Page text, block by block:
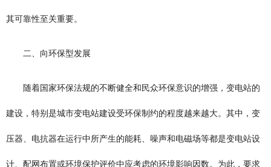
其可靠性至关重要。
二、向环保型发展
随着国家环保法规的不断健全和民众环保意识的增强，变电站的
建设，特别是城市变电站建设受环保制约的程度越来越大。其中，变
压器、电抗器在运行中所产生的能耗、噪声和电磁场等都是变电站设
计、配网布置或环境保护评价中应考虑的环境影响因数。为此，要求